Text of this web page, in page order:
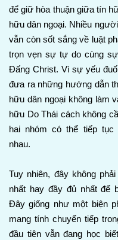
để giữ hòa thuận giữa tín
hữu dân ngoại. Nhiều
vẫn còn sốt sắng về luật
trọn vẹn sự tự do cùng
Đấng Christ. Vì sự yếu
đưa ra những hướng dẫn
hữu dân ngoại không làm
hữu Do Thái cách không
hai nhóm có thể tiếp tục
nhau.
Tuy nhiên, đây không
nhất hay đầy đủ nhất để
Đây giống như một biện
mang tính chuyển tiếp
đầu tiên vẫn đang học